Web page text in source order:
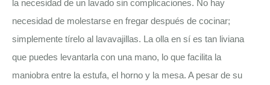
la necesidad de un lavado sin complicaciones. No hay
necesidad de molestarse en fregar después de cocinar;
simplemente tírelo al lavavajillas. La olla en sí es tan liviana
que puedes levantarla con una mano, lo que facilita la
maniobra entre la estufa, el horno y la mesa. A pesar de su